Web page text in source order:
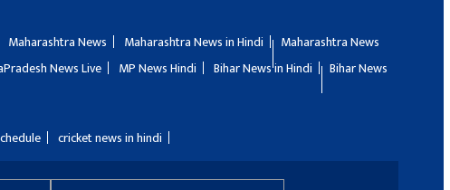
Maharashtra News Maharashtra News in Hindi
Maharashtra News
News Live MP News Hindi Bihar News in Hindi
Bihar News
cricket news in hindi